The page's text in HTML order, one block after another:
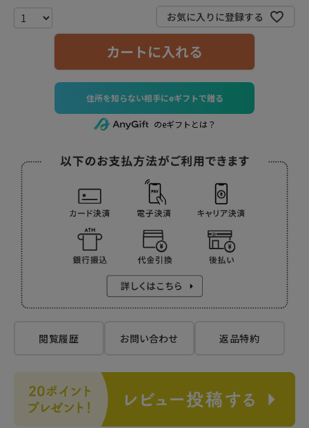
お気に入りに登録する
カートに入れる
住所を知らない相手にeギフトで贈る
のeギフトとは？
閲覧履歴 お問い合わせ 返品特約